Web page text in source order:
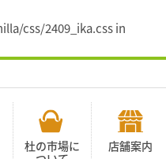
css/2409_ika.css in
杜の市場に
店舗案内